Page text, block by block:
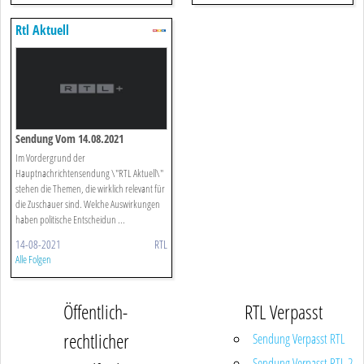
Rtl Aktuell
Sendung Vom 14.08.2021
Im Vordergrund der
Hauptnachrichtensendung \"RTL Aktuell\"
stehen die Themen, die wirklich relevant für
die Zuschauer sind. Welche Auswirkungen
haben politische Entscheidun ...
14-08-2021 RTL
Alle Folgen
Öffentlich-
rechtlicher
RTL Verpasst
Sendung Verpasst RTL